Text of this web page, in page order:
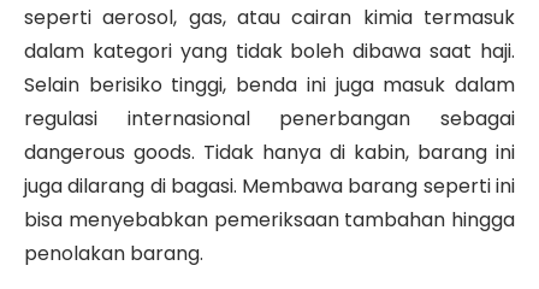
seperti aerosol, gas, atau cairan kimia termasuk
dalam kategori yang tidak boleh dibawa saat haji.
Selain berisiko tinggi, benda ini juga masuk dalam
regulasi internasional penerbangan sebagai
dangerous goods. Tidak hanya di kabin, barang ini
juga dilarang di bagasi. Membawa barang seperti ini
bisa menyebabkan pemeriksaan tambahan hingga
penolakan barang.